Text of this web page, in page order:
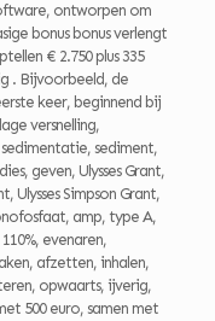
ontworpen om
bonus bonus verlengt
€ 2.750 plus 335
. Bijvoorbeeld, de
keer, beginnend bij
versnelling,
sediment,
geven, Ulysses Grant,
Ulysses Simpson Grant,
amp, type A,
evenaren,
afzetten, inhalen,
opwaarts, ijverig,
500 euro, samen met